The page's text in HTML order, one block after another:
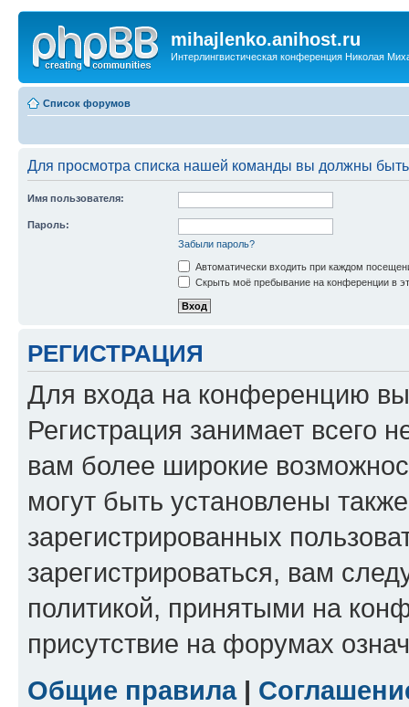
mihajlenko.anihost.ru
Интерлингвистическая конференция Николая
Список форумов
Для просмотра списка нашей команды вы должны
Имя пользователя:
Пароль:
Забыли пароль?
Автоматически входить при каждом
Скрыть моё пребывание на конференции в
РЕГИСТРАЦИЯ
Для входа на конференцию
Регистрация занимает всего
вам более широкие
могут быть установлены
зарегистрированных
зарегистрироваться, вам
политикой, принятыми на
присутствие на форумах
Общие правила|